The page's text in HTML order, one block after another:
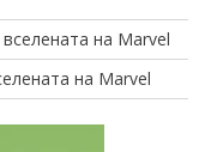
на Marvel
на Marvel